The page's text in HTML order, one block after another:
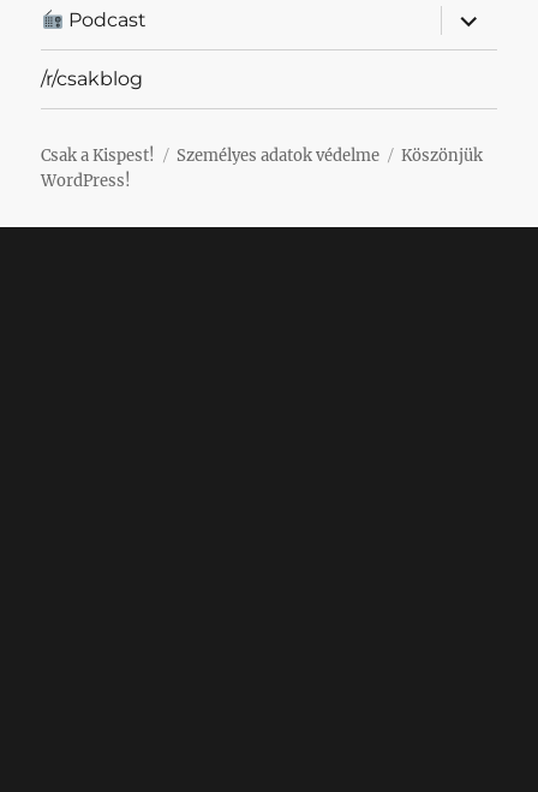
Podcast
almenü
/r/csakblog
Csak a Kispest! Személyes adatok védelme
Köszönjük
WordPress!